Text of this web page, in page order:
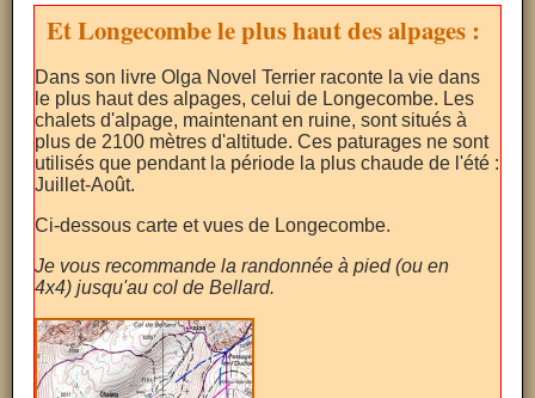
Et Longecombe le plus haut des alpages :
Dans son livre Olga Novel Terrier raconte la vie dans
le plus haut des alpages, celui de Longecombe. Les
chalets d'alpage, maintenant en ruine, sont situés à
plus de 2100 mètres d'altitude. Ces paturages ne sont
utilisés que pendant la période la plus chaude de l'été :
Juillet-Août.
Ci-dessous carte et vues de Longecombe.
Je vous recommande la randonnée à pied (ou en
4x4) jusqu'au col de Bellard.